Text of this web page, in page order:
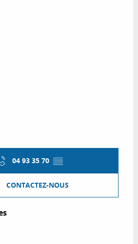
04 93 35 70 ▒▒
CONTACTEZ-NOUS